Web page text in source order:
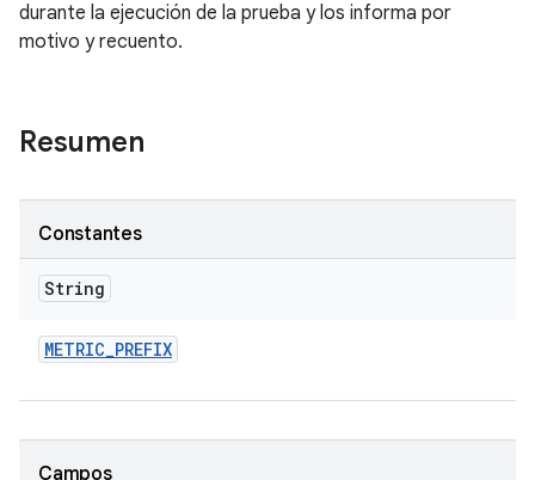
durante la ejecución de la prueba y los informa por
motivo y recuento.
Resumen
Constantes
String
METRIC_PREFIX
Campos